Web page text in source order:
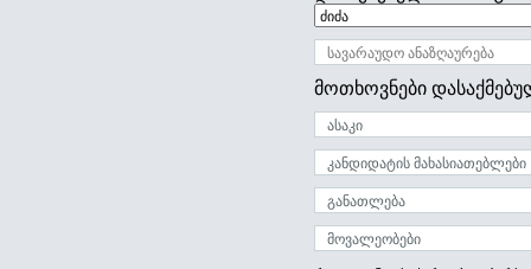
მოთხოვნები